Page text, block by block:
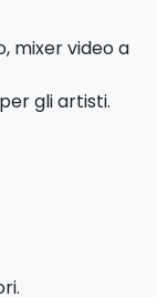
il nostro
attori
dei pupi
modo nuovo
folk, tutti
mixer video a
gli artisti.